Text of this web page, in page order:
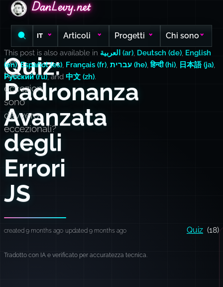
DanLevy.net
DanLevy.net
DanLevy.net
IT Articoli Progetti Chi sono
Quiz:
Padronanza
Avanzata
degli
Errori
JS
Le
tue
eccezioni
sono
davvero
eccezionali?
This post is also available in العربية (ar), Deutsch (de), English
(en),Español (es), Français (fr), עברית (he),हिन्दी (hi), 日本語 (ja),
Русский (ru), and 中文 (zh).
created 9 months ago updated 9 months ago Quiz (18)
Tradotto con IA e verificato per accuratezza tecnica.